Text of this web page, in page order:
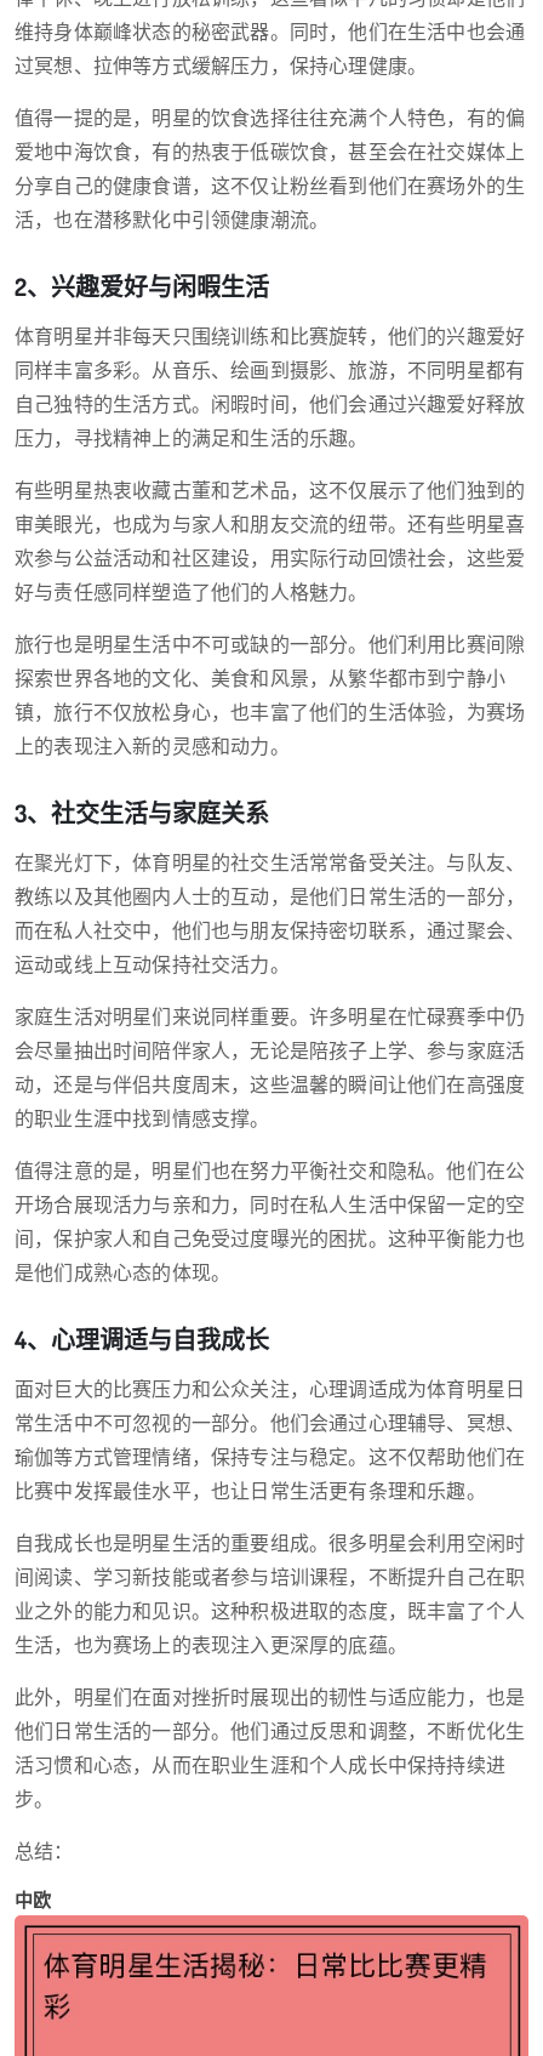
维持身体巅峰状态的秘密武器。同时，他们在生活中也会通
过冥想、拉伸等方式缓解压力，保持心理健康。
值得一提的是，明星的饮食选择往往充满个人特色，有的偏
爱地中海饮食，有的热衷于低碳饮食，甚至会在社交媒体上
分享自己的健康食谱，这不仅让粉丝看到他们在赛场外的生
活，也在潜移默化中引领健康潮流。
2、兴趣爱好与闲暇生活
体育明星并非每天只围绕训练和比赛旋转，他们的兴趣爱好
同样丰富多彩。从音乐、绘画到摄影、旅游，不同明星都有
自己独特的生活方式。闲暇时间，他们会通过兴趣爱好释放
压力，寻找精神上的满足和生活的乐趣。
有些明星热衷收藏古董和艺术品，这不仅展示了他们独到的
审美眼光，也成为与家人和朋友交流的纽带。还有些明星喜
欢参与公益活动和社区建设，用实际行动回馈社会，这些爱
好与责任感同样塑造了他们的人格魅力。
旅行也是明星生活中不可或缺的一部分。他们利用比赛间隙
探索世界各地的文化、美食和风景，从繁华都市到宁静小
镇，旅行不仅放松身心，也丰富了他们的生活体验，为赛场
上的表现注入新的灵感和动力。
3、社交生活与家庭关系
在聚光灯下，体育明星的社交生活常常备受关注。与队友、
教练以及其他圈内人士的互动，是他们日常生活的一部分，
而在私人社交中，他们也与朋友保持密切联系，通过聚会、
运动或线上互动保持社交活力。
家庭生活对明星们来说同样重要。许多明星在忙碌赛季中仍
会尽量抽出时间陪伴家人，无论是陪孩子上学、参与家庭活
动，还是与伴侣共度周末，这些温馨的瞬间让他们在高强度
的职业生涯中找到情感支撑。
值得注意的是，明星们也在努力平衡社交和隐私。他们在公
开场合展现活力与亲和力，同时在私人生活中保留一定的空
间，保护家人和自己免受过度曝光的困扰。这种平衡能力也
是他们成熟心态的体现。
4、心理调适与自我成长
面对巨大的比赛压力和公众关注，心理调适成为体育明星日
常生活中不可忽视的一部分。他们会通过心理辅导、冥想、
瑜伽等方式管理情绪，保持专注与稳定。这不仅帮助他们在
比赛中发挥最佳水平，也让日常生活更有条理和乐趣。
自我成长也是明星生活的重要组成。很多明星会利用空闲时
间阅读、学习新技能或者参与培训课程，不断提升自己在职
业之外的能力和见识。这种积极进取的态度，既丰富了个人
生活，也为赛场上的表现注入更深厚的底蕴。
此外，明星们在面对挫折时展现出的韧性与适应能力，也是
他们日常生活的一部分。他们通过反思和调整，不断优化生
活习惯和心态，从而在职业生涯和个人成长中保持持续进
步。
总结：
中欧